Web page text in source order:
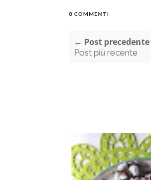
8 COMMENTI
← Post precedente
Post più recente